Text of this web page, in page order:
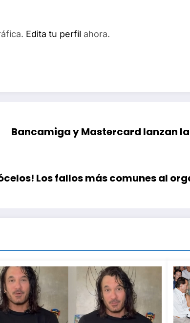
Edita tu perfil ahora.
Bancamiga y Mastercard lanzan
Los fallos más comunes al